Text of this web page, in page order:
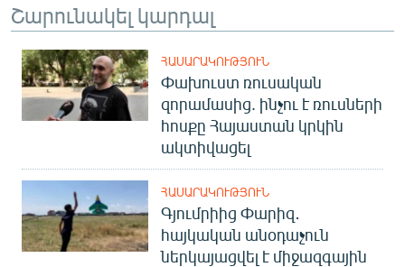
Русский
ՀԵՏԵՎԵՔ ՄԵԶ
«Ազատության» բոլոր կայքերը
Շարունակել կարդալ
ՀԱՍԱՐԱԿՈՒԹՅՈՒՆ
Փախուստ ռուսական
զորամասից. ինչու է ռուսների
հոսքը Հայաստան կրկին
ակտիվացել
ՀԱՍԱՐԱԿՈՒԹՅՈՒՆ
Գյումրիից Փարիզ․
հայկական անօդաչուն
ներկայացվել է միջազգային